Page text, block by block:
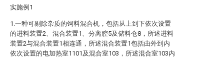
实施例1
1.一种可剔除杂质的饲料混合机，包括从上到下依次设置
的进料装置2、混合装置1、分离腔5及储料仓8，所述进料
装置2与混合装置1相连通，所述混合装置1包括由外到内
依次设置的电加热室1101及混合室103，所述混合室103内